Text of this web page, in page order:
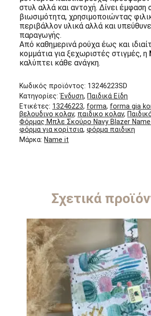
στυλ αλλά και αντοχή. Δίνει έμφαση
βιωσιμότητα, χρησιμοποιώντας
περιβάλλον υλικά αλλά και
παραγωγής.
Από καθημερινά ρούχα έως και
κομμάτια για ξεχωριστές στιγμές, η
καλύπτει κάθε ανάγκη.
Κωδικός προϊόντος: 13246223SD
Κατηγορίες:Ένδυση, Παιδικά Είδη
Ετικέτες: 13246223, forma, forma gia
βελουδινο κολαν, παιδικο κολαν,
Φόρμας Μπλε Σκούρο Navy Blazer
φόρμα για κορίτσια, φόρμα παιδικη
Μάρκα: Name it
Σχετικά